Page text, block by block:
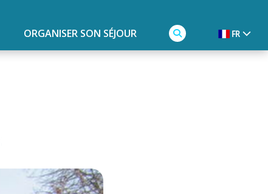
ORGANISER SON SÉJOUR FR